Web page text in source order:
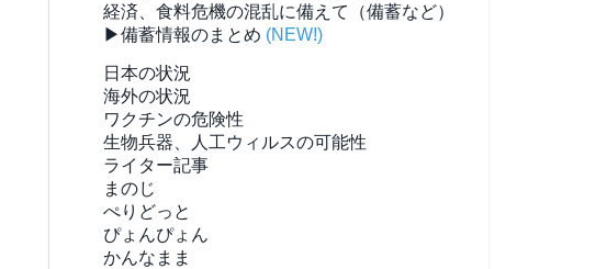
経済、食料危機の混乱に備えて（備蓄など）
▶備蓄情報のまとめ (NEW!)
日本の状況
海外の状況
ワクチンの危険性
生物兵器、人工ウィルスの可能性
ライター記事
まのじ
ぺりどっと
ぴょんぴょん
かんなまま